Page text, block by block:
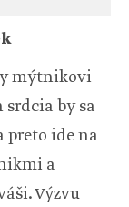
mýtnikovi
srdcia by sa
preto ide na
a
Výzvu